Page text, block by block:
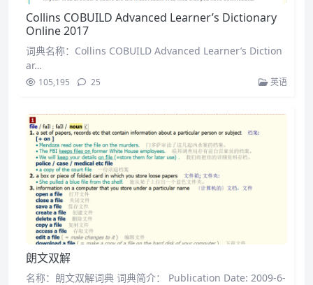
Collins COBUILD Advanced Learner’s Dictionary
Online 2017
词典名称：Collins COBUILD Advanced Learner’s Diction
ar…
105,195 25 英语
朗文双解
名称：朗文双解词典 词典简介： Publication Date: 2009-6-